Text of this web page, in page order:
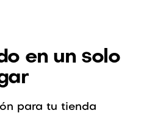
en un solo
para tu tienda